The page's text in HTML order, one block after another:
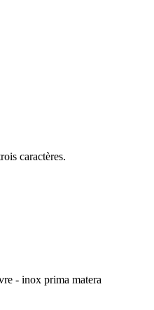
caractères.
- inox prima matera